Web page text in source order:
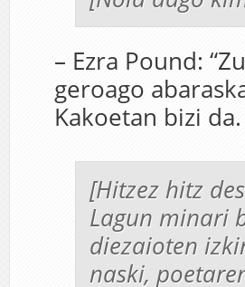
– Ezra Pound:
geroago
Kakoetan bizi da.
[Hitzez hitz
Lagun minari
diezaioten
naski,